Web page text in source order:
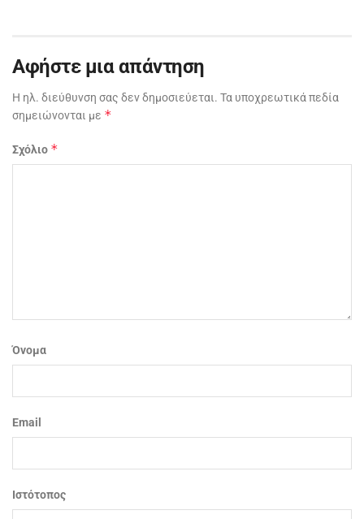
Αφήστε μια απάντηση
Η ηλ. διεύθυνση σας δεν δημοσιεύεται. Τα υποχρεωτικά πεδία
σημειώνονται με *
Σχόλιο *
Όνομα
Email
Ιστότοπος